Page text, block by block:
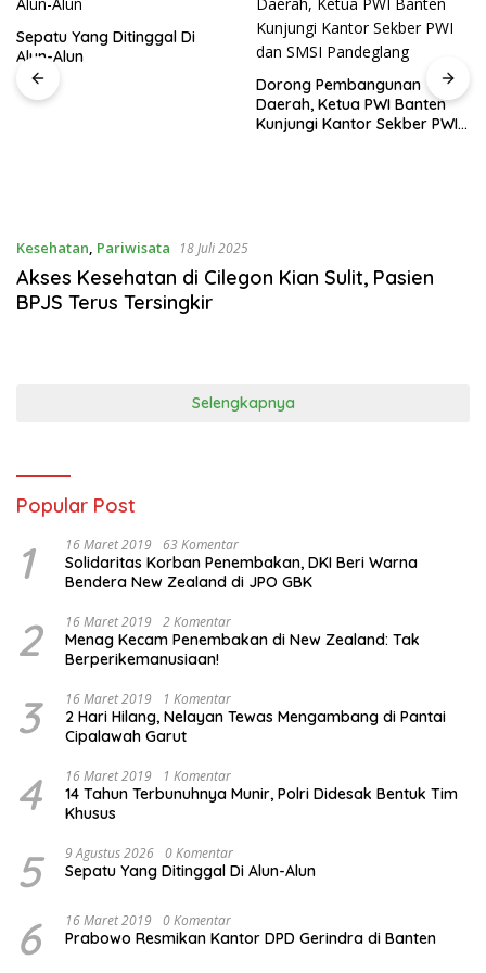
Di
Dorong Pembangunan
Daerah, Ketua PWI Banten
Kunjungi Kantor Sekber PWI
FPMKC
Muhammad
Komitmen
Kesehatan, Pariwisata 18 Juli 2025
Akses Kesehatan di Cilegon Kian Sulit, Pasien
BPJS Terus Tersingkir
Selengkapnya
Popular Post
1 16 Maret 2019 63 Komentar
Solidaritas Korban Penembakan, DKI Beri Warna
Bendera New Zealand di JPO GBK
2 16 Maret 2019 2 Komentar
Menag Kecam Penembakan di New Zealand: Tak
Berperikemanusiaan!
3 16 Maret 2019 1 Komentar
2 Hari Hilang, Nelayan Tewas Mengambang di Pantai
Cipalawah Garut
4 16 Maret 2019 1 Komentar
14 Tahun Terbunuhnya Munir, Polri Didesak Bentuk Tim
Khusus
5 9 Agustus 2026 0 Komentar
Sepatu Yang Ditinggal Di Alun-Alun
6 16 Maret 2019 0 Komentar
Prabowo Resmikan Kantor DPD Gerindra di Banten